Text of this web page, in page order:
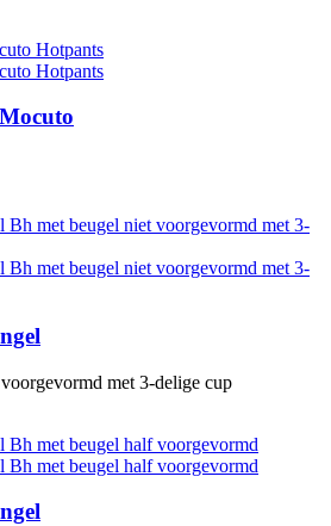
Mocuto
met 3-delige cup